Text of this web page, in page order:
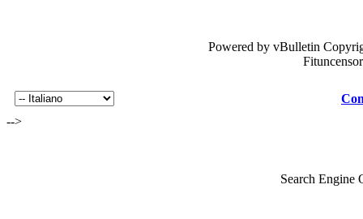
Powered by vBulletin
-->
Search Engine